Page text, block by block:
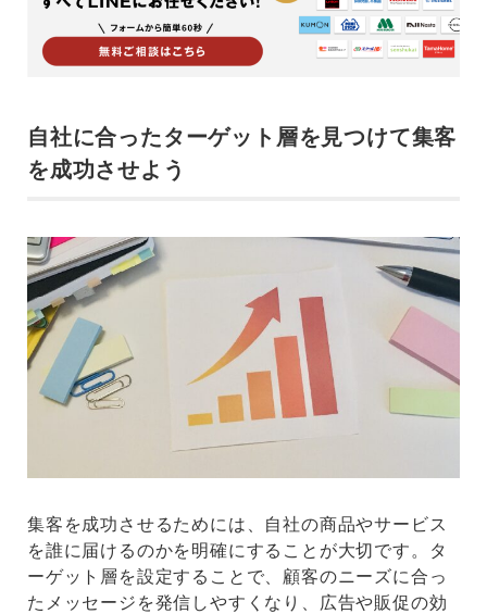
自社に合ったターゲット層を見つけて集客
を成功させよう
集客を成功させるためには、自社の商品やサービス
を誰に届けるのかを明確にすることが大切です。タ
ーゲット層を設定することで、顧客のニーズに合っ
たメッセージを発信しやすくなり、広告や販促の効